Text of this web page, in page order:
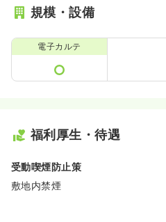
規模・設備
電子カルテ
福利厚生・待遇
受動喫煙防止策
敷地内禁煙